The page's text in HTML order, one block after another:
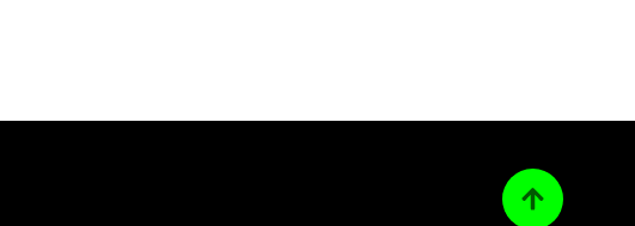
Ta­kai­sin ylös